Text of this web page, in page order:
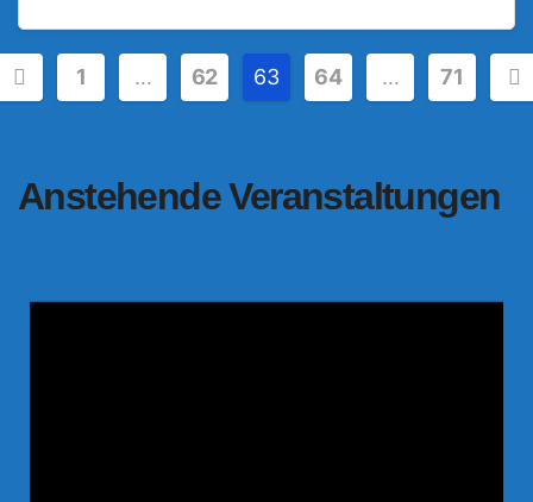
1 … 62 63 64 … 71
Anstehende Veranstaltungen